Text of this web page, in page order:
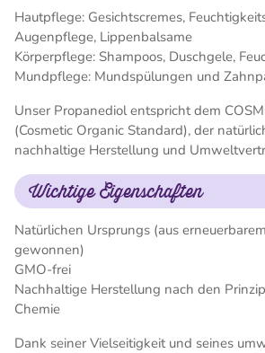
Hautpflege: Gesichtscremes,
Augenpflege, Lippenbalsame
Körperpflege: Shampoos, Duschgele,
Mundpflege: Mundspülungen und
Unser Propanediol entspricht dem
(Cosmetic Organic Standard), der
nachhaltige Herstellung und
Wichtige Eigenschaften
Natürlichen Ursprungs (aus
gewonnen)
GMO-frei
Nachhaltige Herstellung nach den
Chemie
Dank seiner Vielseitigkeit und seines